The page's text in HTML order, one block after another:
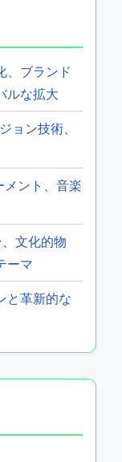
、ブランド
ルな拡大
ョン技術、
メント、音楽
文化的物
ーマ
と革新的な